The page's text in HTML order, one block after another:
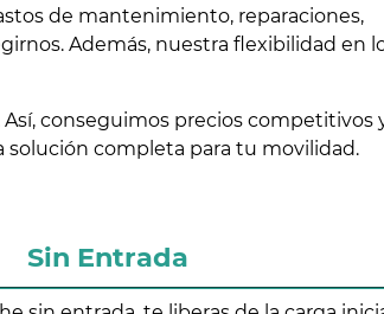
de mantenimiento, reparaciones,
Además, nuestra flexibilidad en
conseguimos precios competitivos
solución completa para tu movilidad.
Sin Entrada